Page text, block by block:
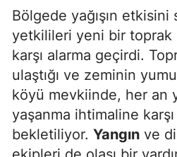
Bölgede yağışın etkisini
yetkilileri yeni bir toprak
karşı alarma geçirdi.
ulaştığı ve zeminin
köyü mevkiinde, her an
yaşanma ihtimaline
bekletiliyor. Yangın ve